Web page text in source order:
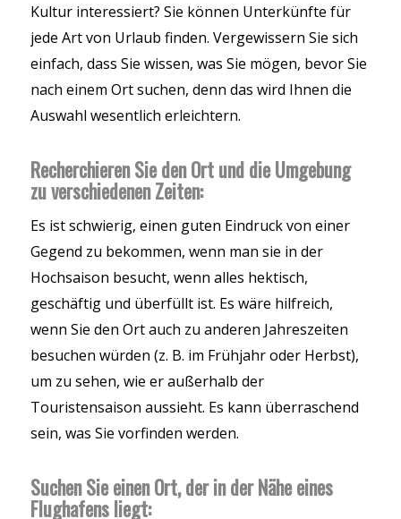
Kultur interessiert? Sie können Unterkünfte für
jede Art von Urlaub finden. Vergewissern Sie sich
einfach, dass Sie wissen, was Sie mögen, bevor Sie
nach einem Ort suchen, denn das wird Ihnen die
Auswahl wesentlich erleichtern.
Recherchieren Sie den Ort und die Umgebung
zu verschiedenen Zeiten:
Es ist schwierig, einen guten Eindruck von einer
Gegend zu bekommen, wenn man sie in der
Hochsaison besucht, wenn alles hektisch,
geschäftig und überfüllt ist. Es wäre hilfreich,
wenn Sie den Ort auch zu anderen Jahreszeiten
besuchen würden (z. B. im Frühjahr oder Herbst),
um zu sehen, wie er außerhalb der
Touristensaison aussieht. Es kann überraschend
sein, was Sie vorfinden werden.
Suchen Sie einen Ort, der in der Nähe eines
Flughafens liegt: